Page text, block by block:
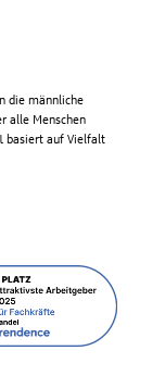
die männliche
alle Menschen
basiert auf Vielfalt